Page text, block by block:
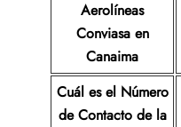
Aerolíneas
Conviasaen
Canaima
Cuál es el Número
de Contacto de la